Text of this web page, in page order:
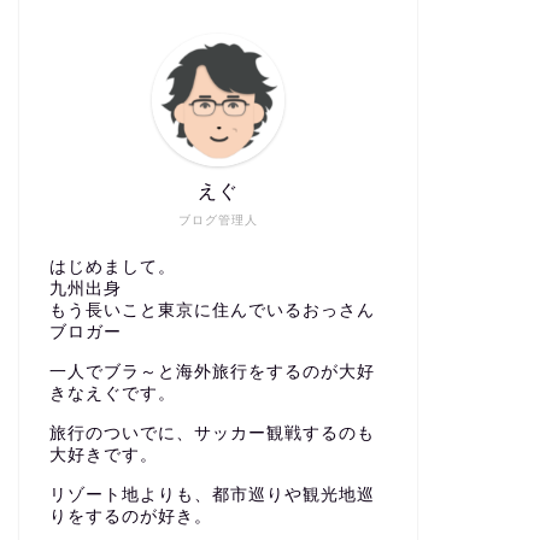
ブログ管理人
えぐ
はじめまして。
九州出身
もう長いこと東京に住んでいるおっさん
ブロガー
一人でブラ～と海外旅行をするのが大好
きなえぐです。
旅行のついでに、サッカー観戦するのも
大好きです。
リゾート地よりも、都市巡りや観光地巡
りをするのが好き。